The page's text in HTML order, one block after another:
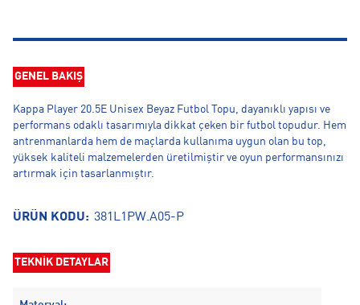
GENEL BAKIŞ
Kappa Player 20.5E Unisex Beyaz Futbol Topu, dayanıklı yapısı ve
performans odaklı tasarımıyla dikkat çeken bir futbol topudur. Hem
antrenmanlarda hem de maçlarda kullanıma uygun olan bu top,
yüksek kaliteli malzemelerden üretilmiştir ve oyun performansınızı
artırmak için tasarlanmıştır.
ÜRÜN KODU: 381L1PW.A05-P
TEKNİK DETAYLAR